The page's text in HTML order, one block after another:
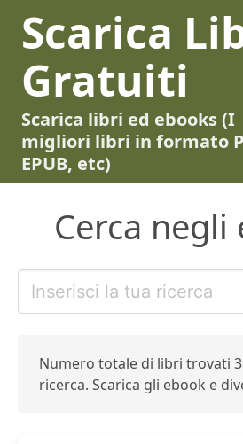
Scarica
Gratuiti
Scarica libri ed ebooks (I
migliori libri in formato
EPUB, etc)
Cerca negli
Numero totale di libri trovati
ricerca. Scarica gli ebook e